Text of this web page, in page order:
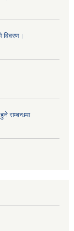
विवरण।
सम्बन्धमा